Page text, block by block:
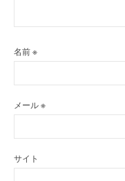
名前※
メール※
サイト